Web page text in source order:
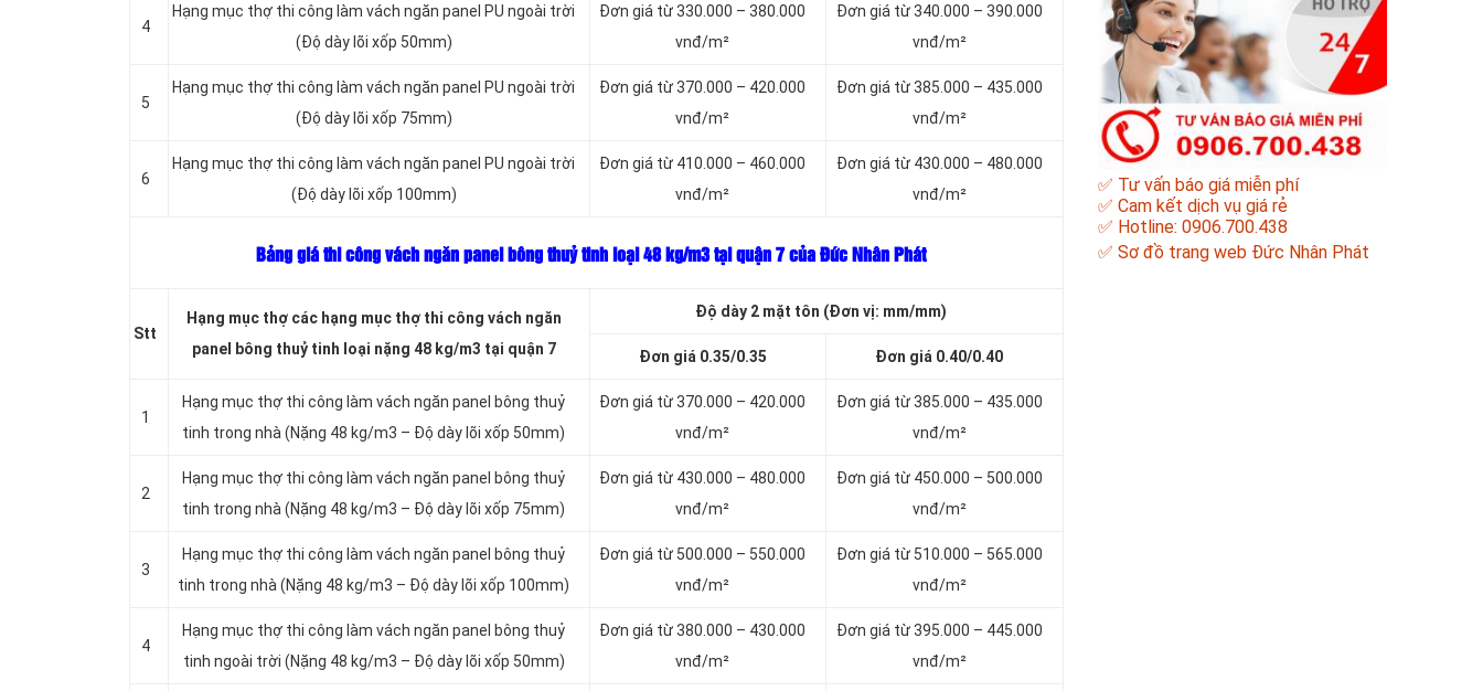
4
Hạng mục thợ thi công làm vách ngăn panel PU ngoài trời
(Độ dày lõi xốp 50mm)
Đơn giá từ 330.000 – 380.000
vnđ/m²
Đơn giá từ 340.000 – 390.000
vnđ/m²
5
Hạng mục thợ thi công làm vách ngăn panel PU ngoài trời
(Độ dày lõi xốp 75mm)
Đơn giá từ 370.000 – 420.000
vnđ/m²
Đơn giá từ 385.000 – 435.000
vnđ/m²
6
Hạng mục thợ thi công làm vách ngăn panel PU ngoài trời
(Độ dày lõi xốp 100mm)
Đơn giá từ 410.000 – 460.000
vnđ/m²
Đơn giá từ 430.000 – 480.000
vnđ/m²
Bảng giá thi công vách ngăn panel bông thuỷ tinh loại 48 kg/m3 tại quận 7 của Đức Nhân Phát
Stt
Hạng mục thợ các hạng mục thợ thi công vách ngăn
panel bông thuỷ tinh loại nặng 48 kg/m3 tại quận 7
Độ dày 2 mặt tôn (Đơn vị: mm/mm)
Đơn giá 0.35/0.35 Đơn giá 0.40/0.40
1
Hạng mục thợ thi công làm vách ngăn panel bông thuỷ
tinh trong nhà (Nặng 48 kg/m3 – Độ dày lõi xốp 50mm)
Đơn giá từ 370.000 – 420.000
vnđ/m²
Đơn giá từ 385.000 – 435.000
vnđ/m²
2
Hạng mục thợ thi công làm vách ngăn panel bông thuỷ
tinh trong nhà (Nặng 48 kg/m3 – Độ dày lõi xốp 75mm)
Đơn giá từ 430.000 – 480.000
vnđ/m²
Đơn giá từ 450.000 – 500.000
vnđ/m²
3
Hạng mục thợ thi công làm vách ngăn panel bông thuỷ
tinh trong nhà (Nặng 48 kg/m3 – Độ dày lõi xốp 100mm)
Đơn giá từ 500.000 – 550.000
vnđ/m²
Đơn giá từ 510.000 – 565.000
vnđ/m²
4
Hạng mục thợ thi công làm vách ngăn panel bông thuỷ
tinh ngoài trời (Nặng 48 kg/m3 – Độ dày lõi xốp 50mm)
Đơn giá từ 380.000 – 430.000
vnđ/m²
Đơn giá từ 395.000 – 445.000
vnđ/m²
✅ Tư vấn báo giá miễn phí
✅ Cam kết dịch vụ giá rẻ
✅ Hotline: 0906.700.438
✅ Sơ đồ trang web Đức Nhân Phát